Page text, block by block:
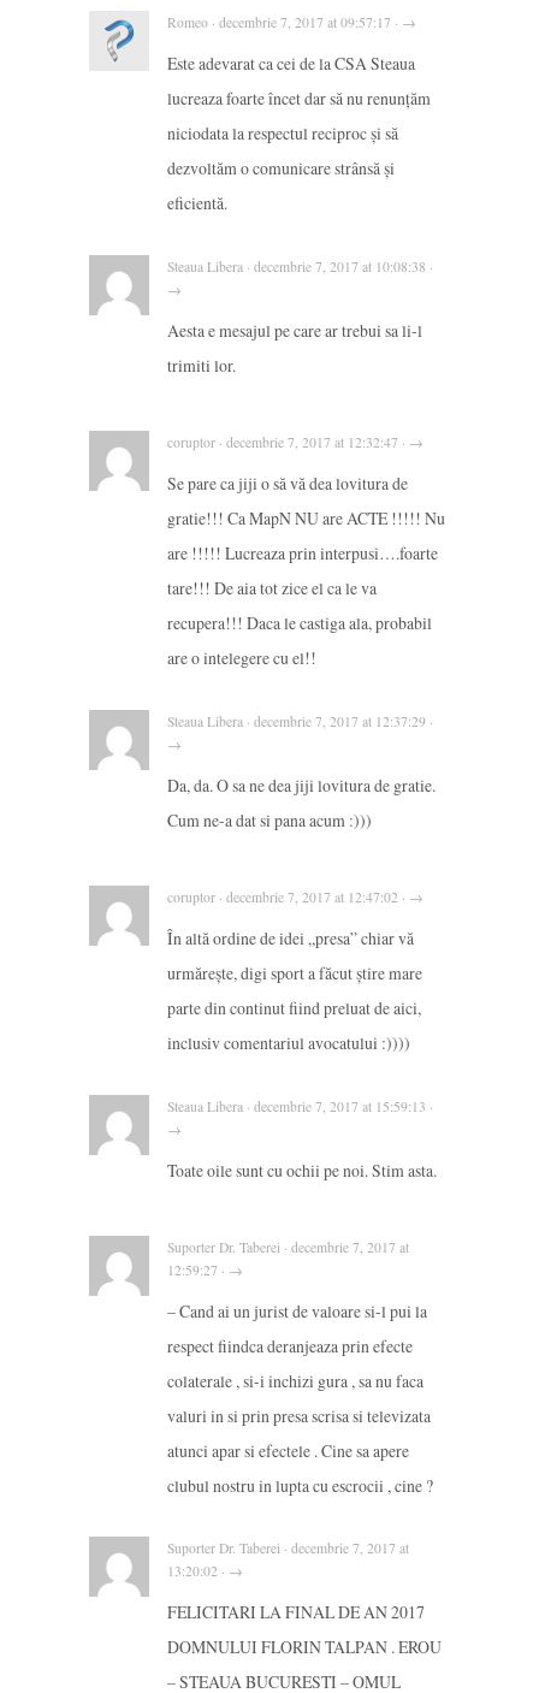
Romeo · decembrie 7, 2017 at 09:57:17 · →
Este adevarat ca cei de la CSA Steaua
lucreaza foarte încet dar să nu renunțăm
niciodata la respectul reciproc și să
dezvoltăm o comunicare strânsă și
eficientă.
Steaua Libera · decembrie 7, 2017 at 10:08:38 ·
→
Aesta e mesajul pe care ar trebui sa li-l
trimiti lor.
coruptor · decembrie 7, 2017 at 12:32:47 · →
Se pare ca jiji o să vă dea lovitura de
gratie!!! Ca MapN NU are ACTE !!!!! Nu
are !!!!! Lucreaza prin interpusi….foarte
tare!!! De aia tot zice el ca le va
recupera!!! Daca le castiga ala, probabil
are o intelegere cu el!!
Steaua Libera · decembrie 7, 2017 at 12:37:29 ·
→
Da, da. O sa ne dea jiji lovitura de gratie.
Cum ne-a dat si pana acum :)))
coruptor · decembrie 7, 2017 at 12:47:02 · →
În altă ordine de idei „presa” chiar vă
urmărește, digi sport a făcut știre mare
parte din continut fiind preluat de aici,
inclusiv comentariul avocatului :))))
Steaua Libera · decembrie 7, 2017 at 15:59:13 ·
→
Toate oile sunt cu ochii pe noi. Stim asta.
Suporter Dr. Taberei · decembrie 7, 2017 at
12:59:27 · →
– Cand ai un jurist de valoare si-l pui la
respect fiindca deranjeaza prin efecte
colaterale , si-i inchizi gura , sa nu faca
valuri in si prin presa scrisa si televizata
atunci apar si efectele . Cine sa apere
clubul nostru in lupta cu escrocii , cine ?
Suporter Dr. Taberei · decembrie 7, 2017 at
13:20:02 · →
FELICITARI LA FINAL DE AN 2017
DOMNULUI FLORIN TALPAN . EROU
– STEAUA BUCURESTI – OMUL